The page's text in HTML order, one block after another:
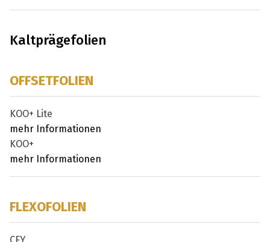
Kaltprägefolien
OFFSETFOLIEN
KOO+ Lite
mehr Informationen
KOO+
mehr Informationen
FLEXOFOLIEN
CFY